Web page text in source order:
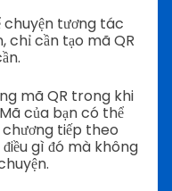
chuyện tương tác
chỉ cần tạo mã QR
mã QR trong khi
của bạn có thể
chương tiếp theo
gì đó mà không